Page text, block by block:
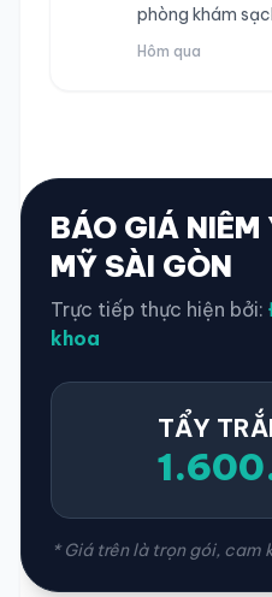
phòng khám
Hôm qua
BÁO GIÁ
MỸ SÀI GÒN
Trực tiếp thực hiện bởi:
khoa
TẨY
* Giá trên là trọn gói, cam